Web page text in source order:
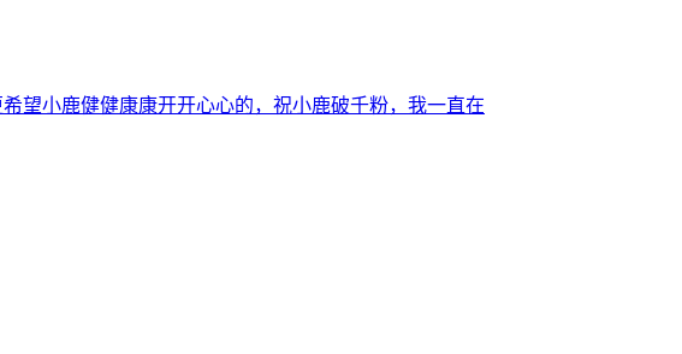
望小鹿健健康康开开心心的，祝小鹿破千粉，我一直在